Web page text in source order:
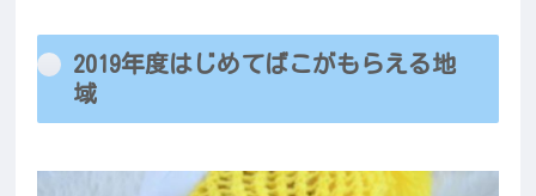
2019年度はじめてばこがもらえる地
域